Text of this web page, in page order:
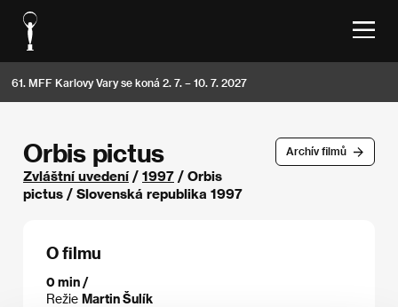
61. MFF Karlovy Vary se koná 2. 7. – 10. 7. 2027
Archív filmů
Orbis pictus
Zvláštní uvedení/ 1997 / Orbis
pictus / Slovenská republika 1997
O filmu
0 min /
Režie Martin Šulík